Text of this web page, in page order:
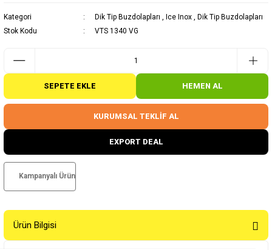
Kategori Dik Tip Buzdolapları Ice Inox
Dik Tip Buzdolapları
Stok Kodu
VTS 1340 VG
SEPETE EKLE HEMEN AL
KURUMSAL TEKLİF AL
EXPORT DEAL
Kampanyalı Ürün
Ürün Bilgisi